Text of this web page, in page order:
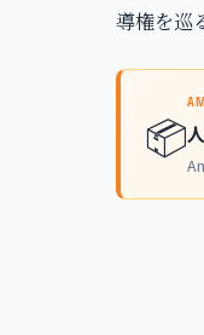
導権を巡
📦